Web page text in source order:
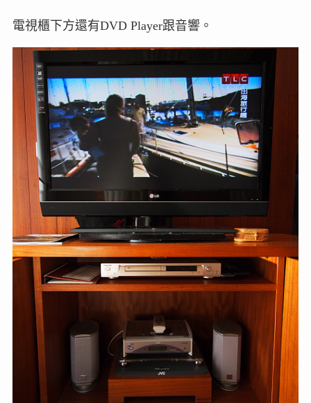
電視櫃下方還有DVD Player跟音響。